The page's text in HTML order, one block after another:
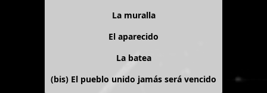
La muralla
El aparecido
La batea
(bis) El pueblo unido jamás será vencido